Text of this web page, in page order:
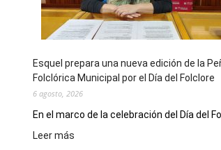
con
un
Conversatorio
Escritores
Locales
Esquel prepara una nueva edición de la
Folclórica Municipal por el Día del Folclore
6 agosto, 2026
En el marco de la celebración del Día del
Leer más